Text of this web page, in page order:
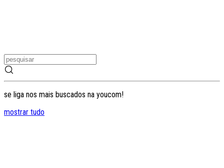
se liga nos mais buscados na youcom!
mostrar tudo